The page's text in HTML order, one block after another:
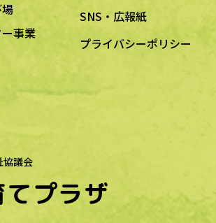
事業
SNS・広報紙
プライバシーポリシー
協議会
プラザ